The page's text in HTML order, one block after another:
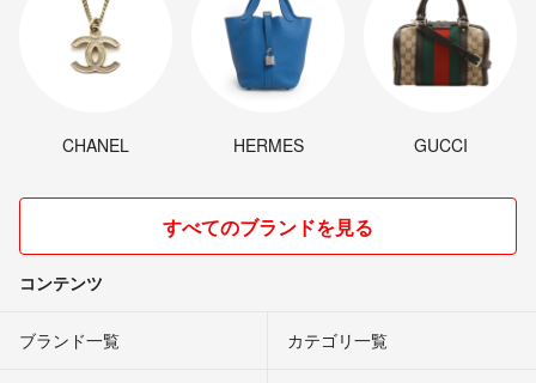
CHANEL HERMES GUCCI
すべてのブランドを見る
コンテンツ
ブランド一覧 カテゴリ一覧